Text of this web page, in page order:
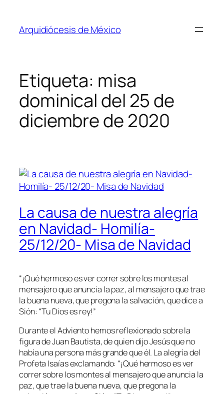
contenido
Arquidiócesis de México
Etiqueta: misa
dominical del 25 de
diciembre de 2020
La causa de nuestra alegría
en Navidad- Homilía-
25/12/20- Misa de Navidad
“¡Qué hermoso es ver correr sobre los montes al
mensajero que anuncia la paz, al mensajero que trae
la buena nueva, que pregona la salvación, que dice a
Sión: “Tu Dios es rey!”
Durante el Adviento hemos reflexionado sobre la
figura de Juan Bautista, de quien dijo Jesús que no
había una persona más grande que él. La alegría del
Profeta Isaías exclamando: “¡Qué hermoso es ver
correr sobre los montes al mensajero que anuncia la
paz, que trae la buena nueva, que pregona la